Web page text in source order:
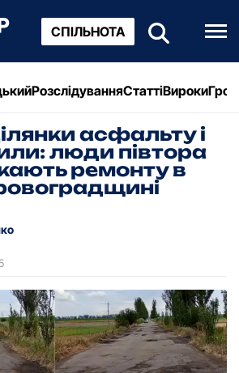
СПІЛЬНОТА
РозслідуванняСтаттіВироки
асфальту і
люди півтора
ремонту в